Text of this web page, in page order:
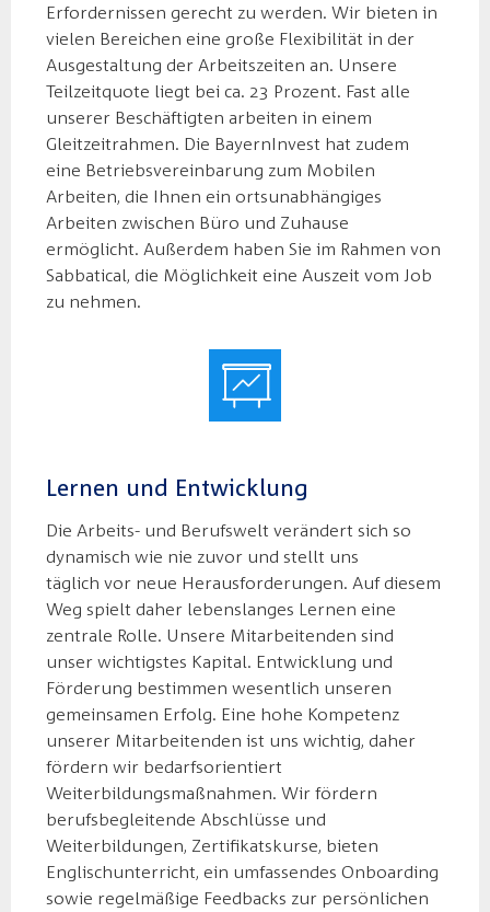
Erfordernissen gerecht zu werden. Wir bieten in
vielen Bereichen eine große Flexibilität in der
Ausgestaltung der Arbeitszeiten an. Unsere
Teilzeitquote liegt bei ca. 23 Prozent. Fast alle
unserer Beschäftigten arbeiten in einem
Gleitzeitrahmen. Die BayernInvest hat zudem
eine Betriebsvereinbarung zum Mobilen
Arbeiten, die Ihnen ein ortsunabhängiges
Arbeiten zwischen Büro und Zuhause
ermöglicht. Außerdem haben Sie im Rahmen von
Sabbatical, die Möglichkeit eine Auszeit vom Job
zu nehmen.
Lernen und Entwicklung
Die Arbeits- und Berufswelt verändert sich so
dynamisch wie nie zuvor und stellt uns
täglich vor neue Herausforderungen. Auf diesem
Weg spielt daher lebenslanges Lernen eine
zentrale Rolle. Unsere Mitarbeitenden sind
unser wichtigstes Kapital. Entwicklung und
Förderung bestimmen wesentlich unseren
gemeinsamen Erfolg. Eine hohe Kompetenz
unserer Mitarbeitenden ist uns wichtig, daher
fördern wir bedarfsorientiert
Weiterbildungsmaßnahmen. Wir fördern
berufsbegleitende Abschlüsse und
Weiterbildungen, Zertifikatskurse, bieten
Englischunterricht, ein umfassendes Onboarding
sowie regelmäßige Feedbacks zur persönlichen